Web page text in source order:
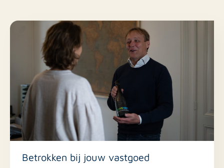
WIL JIJ DIT KARAKTERISTIEKE PAND IN HET ECHT
ZIEN? Laat deze kans op een uniek thuis in de
binnenstad niet liggen! De Poststraat 5 is een woning
met enorm veel potentie op een absolute toplocatie.
Mail ons gerust voor een bezichtiging, we laten je de
woning graag zien!
Betrokken bij jouw vastgoed